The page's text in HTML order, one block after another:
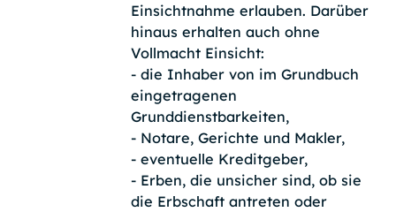
Einsichtnahme erlauben. Darüber
hinaus erhalten auch ohne
Vollmacht Einsicht:
- die Inhaber von im Grundbuch
eingetragenen
Grunddienstbarkeiten,
- Notare, Gerichte und Makler,
- eventuelle Kreditgeber,
- Erben, die unsicher sind, ob sie
die Erbschaft antreten oder